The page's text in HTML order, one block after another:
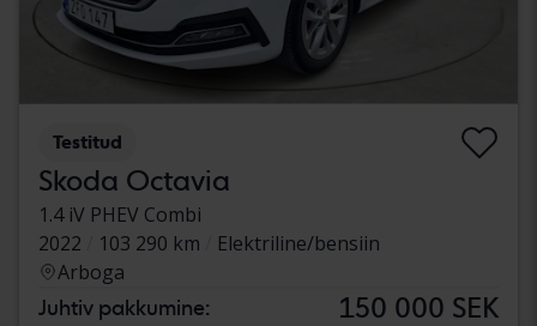
Testitud
Skoda Octavia
1.4 iV PHEV Combi
2022
103 290 km
Elektriline/bensiin
Arboga
Juhtiv pakkumine: 150 000 SEK